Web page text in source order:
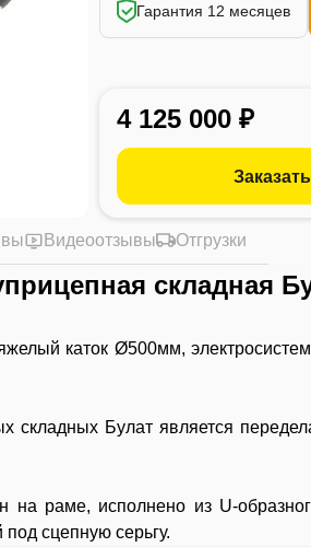
Гарантия 12 месяцев
4 125 000 ₽
Заказать
Видеоотзывы Отгрузки
складная
каток Ø500мм,
Булат является
раме, исполнено из U-
сцепную серьгу.